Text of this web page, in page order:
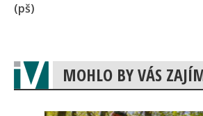
(pš)
MOHLO BY VÁS